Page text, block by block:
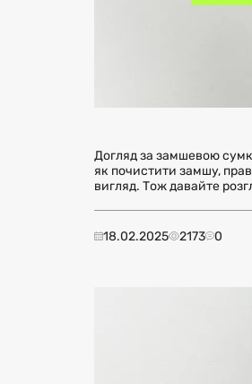
Догляд за замшевою
як почистити замшу,
вигляд. Тож давайте
18.02.2025 2173 0